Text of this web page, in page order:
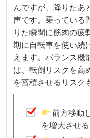
んですが、降りたあ
声です。乗っている
りた瞬間に筋肉の疲
期に自転車を使い続
えます。バランス機
は、転倒リスクを高
を蓄積させるリスク
前方移動
を増大させる